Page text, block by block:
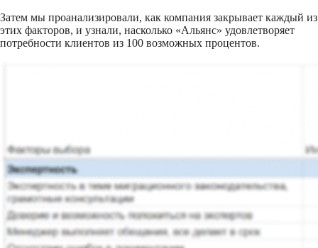
Затем мы проанализировали, как компания закрывает каждый из
этих факторов, и узнали, насколько «Альянс» удовлетворяет
потребности клиентов из 100 возможных процентов.